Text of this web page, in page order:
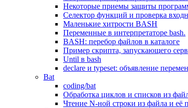
Некоторые приемы защиты
Селектор функций и проверка
Маленькие хитрости BASH
Переменные в интерпретаторе bash.
BASH: перебор файлов в каталоге
Пример скрипта, запускающего
Until в bash
declare и typeset: объявление
Bat
coding/bat
Обработка циклов и списков из
Чтение N-ной строки из файла и